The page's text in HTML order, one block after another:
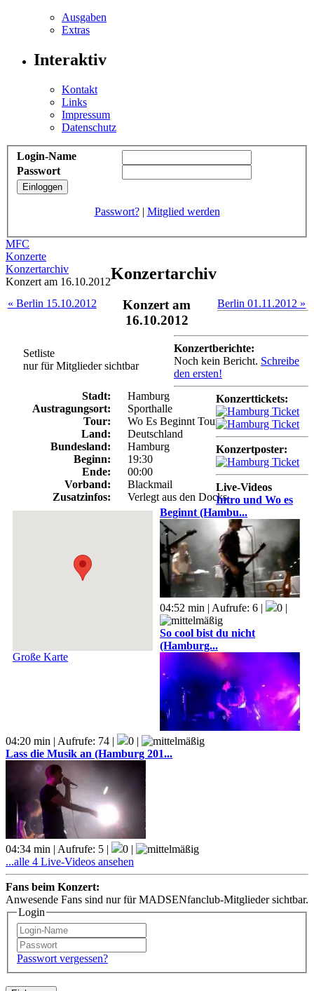
Ausgaben
Extras
Interaktiv
Kontakt
Links
Impressum
Datenschutz
Login-Name
Passwort
Passwort?| Mitglied werden
MFC
Konzerte
Konzertarchiv
Konzert am 16.10.2012Konzertarchiv
« Berlin 15.10.2012
Konzert am
16.10.2012
Berlin 01.11.2012 »
Setliste
nur für Mitglieder sichtbar
Stadt:
Hamburg
Austragungsort:
Sporthalle
Tour:
Wo Es Beginnt Tour I
Land:
Deutschland
Bundesland:
Hamburg
Beginn:
19:30
Ende:
00:00
Vorband:
Blackmail
Zusatzinfos:
Verlegt aus den Docks
Große Karte
Konzertberichte:
Noch kein Bericht. Schreibe
den ersten!
Konzerttickets:
Konzertposter:
Live-Videos
Intro und Wo es
Beginnt (Hambu...
04:52 min | Aufrufe: 6 | 0 |
So cool bist du nicht
(Hamburg...
04:20 min | Aufrufe: 74 |
0 |
Lass die Musik an (Hamburg 201...
04:34 min | Aufrufe: 5 |
0 |
...alle 4 Live-Videos ansehen
Fans beim Konzert:
Anwesende Fans sind nur für MADSENfanclub-Mitglieder sichtbar.
Login
Passwort vergessen?